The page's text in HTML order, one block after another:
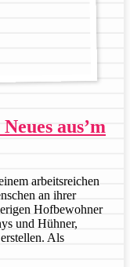
aus’m
arbeitsreichen
an ihrer
Hofbewohner
und Hühner,
Als